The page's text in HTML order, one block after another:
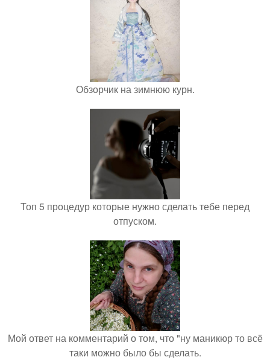
Обзорчик на зимнюю курн.
Топ 5 процедур которые нужно сделать тебе перед
отпуском.
Мой ответ на комментарий о том, что "ну маникюр то всё
таки можно было бы сделать.